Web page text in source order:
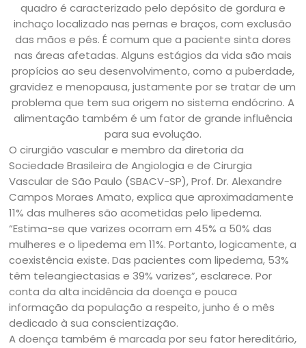
quadro é caracterizado pelo depósito de gordura e
inchaço localizado nas pernas e braços, com exclusão
das mãos e pés. É comum que a paciente sinta dores
nas áreas afetadas. Alguns estágios da vida são mais
propícios ao seu desenvolvimento, como a puberdade,
gravidez e menopausa, justamente por se tratar de um
problema que tem sua origem no sistema endócrino. A
alimentação também é um fator de grande influência
para sua evolução.
O cirurgião vascular e membro da diretoria da
Sociedade Brasileira de Angiologia e de Cirurgia
Vascular de São Paulo (SBACV-SP), Prof. Dr. Alexandre
Campos Moraes Amato, explica que aproximadamente
11% das mulheres são acometidas pelo lipedema.
“Estima-se que varizes ocorram em 45% a 50% das
mulheres e o lipedema em 11%. Portanto, logicamente, a
coexistência existe. Das pacientes com lipedema, 53%
têm teleangiectasias e 39% varizes”, esclarece. Por
conta da alta incidência da doença e pouca
informação da população a respeito, junho é o mês
dedicado à sua conscientização.
A doença também é marcada por seu fator hereditário,